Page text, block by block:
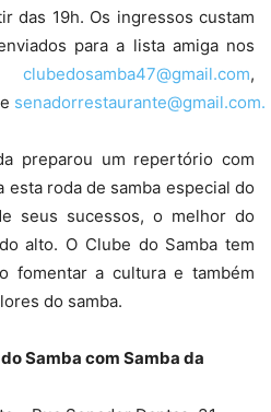
das 19h. Os ingressos custam
para a lista amiga nos
clubedosamba47@gmail.com,
e senadorrestaurante@gmail.com.
preparou um repertório com
roda de samba especial do
seus sucessos, o melhor do
alto. O Clube do Samba tem
fomentar a cultura e também
do samba.
Samba com Samba da